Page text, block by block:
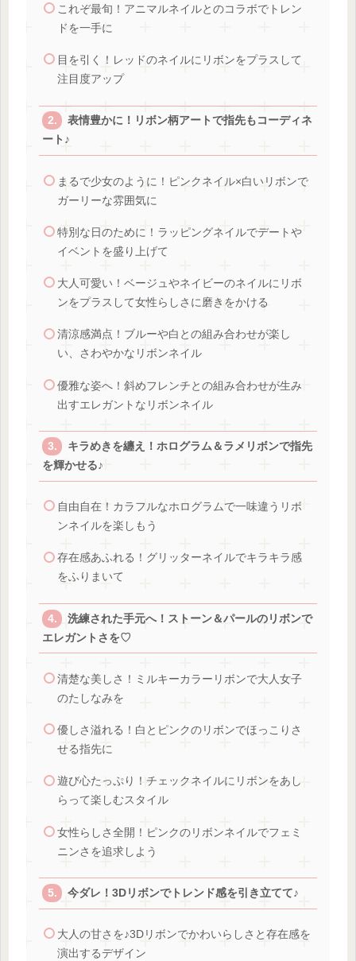
これぞ最旬！アニマルネイルとのコラボでトレン
ドを一手に
目を引く！レッドのネイルにリボンをプラスして
注目度アップ
表情豊かに！リボン柄アートで指先もコーディネ
ート♪
まるで少女のように！ピンクネイル×白いリボンで
ガーリーな雰囲気に
特別な日のために！ラッピングネイルでデートや
イベントを盛り上げて
大人可愛い！ベージュやネイビーのネイルにリボ
ンをプラスして女性らしさに磨きをかける
清涼感満点！ブルーや白との組み合わせが楽し
い、さわやかなリボンネイル
優雅な姿へ！斜めフレンチとの組み合わせが生み
出すエレガントなリボンネイル
キラめきを纏え！ホログラム＆ラメリボンで指先
を輝かせる♪
自由自在！カラフルなホログラムで一味違うリボ
ンネイルを楽しもう
存在感あふれる！グリッターネイルでキラキラ感
をふりまいて
洗練された手元へ！ストーン＆パールのリボンで
エレガントさを♡
清楚な美しさ！ミルキーカラーリボンで大人女子
のたしなみを
優しさ溢れる！白とピンクのリボンでほっこりさ
せる指先に
遊び心たっぷり！チェックネイルにリボンをあし
らって楽しむスタイル
女性らしさ全開！ピンクのリボンネイルでフェミ
ニンさを追求しよう
今ダレ！3Dリボンでトレンド感を引き立てて♪
大人の甘さを♪3Dリボンでかわいらしさと存在感を
演出するデザイン